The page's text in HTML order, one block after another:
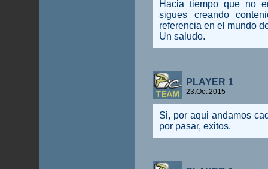
Hacia tiempo que no
sigues creando
referencia en el mundo
Un saludo.
PLAYER 1
23.Oct.2015
Si, por aqui andamos
por pasar, exitos.